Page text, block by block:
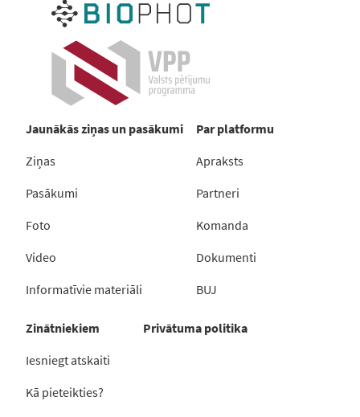
Jaunākās ziņas un pasākumi
Ziņas
Pasākumi
Foto
Video
Informatīvie materiāli
Par platformu
Apraksts
Partneri
Komanda
Dokumenti
BUJ
Zinātniekiem
Iesniegt atskaiti
Kā pieteikties?
Privātuma politika